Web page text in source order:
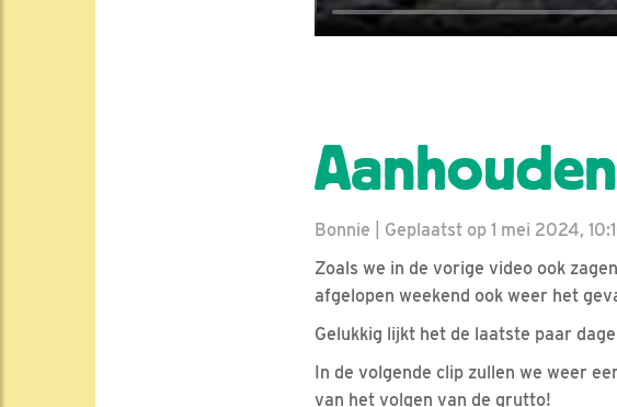
Bonnie | Geplaatst op 1 mei 2024,
Zoals we in de vorige video ook
afgelopen weekend ook weer het
Gelukkig lijkt het de laatste paar
In de volgende clip zullen we weer
van het volgen van de grutto!